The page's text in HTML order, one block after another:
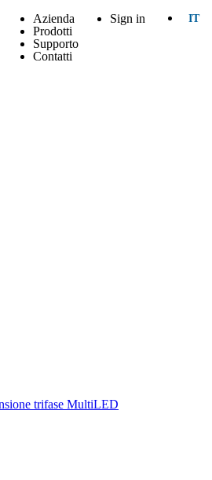
Azienda
Prodotti
Supporto
Contatti
Sign in IT
trifase MultiLED